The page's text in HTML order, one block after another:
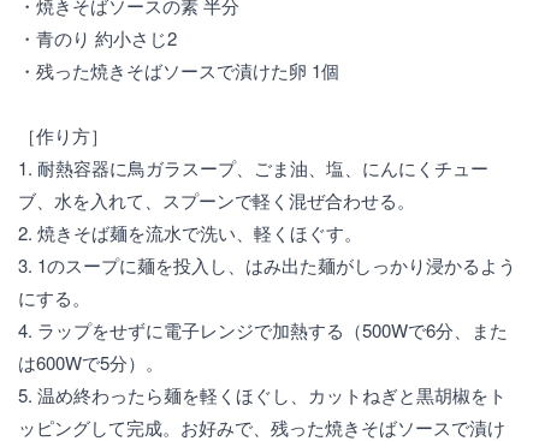
・焼きそばソースの素 半分
・青のり 約小さじ2
・残った焼きそばソースで漬けた卵 1個
［作り方］
1. 耐熱容器に鳥ガラスープ、ごま油、塩、にんにくチュー
ブ、水を入れて、スプーンで軽く混ぜ合わせる。
2. 焼きそば麺を流水で洗い、軽くほぐす。
3. 1のスープに麺を投入し、はみ出た麺がしっかり浸かるよう
にする。
4. ラップをせずに電子レンジで加熱する（500Wで6分、また
は600Wで5分）。
5. 温め終わったら麺を軽くほぐし、カットねぎと黒胡椒をト
ッピングして完成。お好みで、残った焼きそばソースで漬け